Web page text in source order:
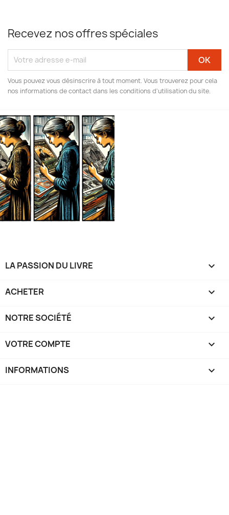
Recevez nos offres spéciales
Vous pouvez vous désinscrire à tout moment. Vous trouverez pour cela
nos informations de contact dans les conditions d'utilisation du site.
LA PASSION DU LIVRE 
ACHETER 
NOTRE SOCIÉTÉ 
VOTRE COMPTE 
INFORMATIONS keyboard_arrow_down